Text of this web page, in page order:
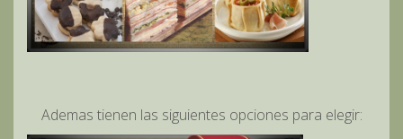
Ademas tienen las siguientes opciones para elegir: